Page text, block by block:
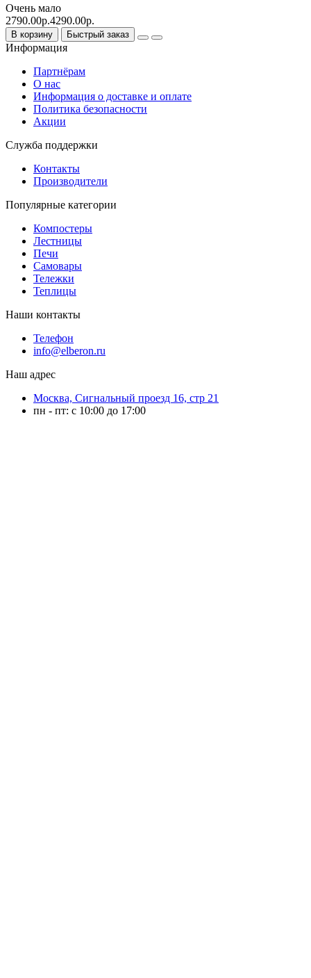
Очень мало
2790.00р.4290.00р.
В корзину Быстрый заказ
Информация
Партнёрам
О нас
Информация о доставке и оплате
Политика безопасности
Акции
Служба поддержки
Контакты
Производители
Популярные категории
Компостеры
Лестницы
Печи
Самовары
Тележки
Теплицы
Наши контакты
Телефон
info@elberon.ru
Наш адрес
Москва, Сигнальный проезд 16, стр 21
пн - пт: с 10:00 до 17:00